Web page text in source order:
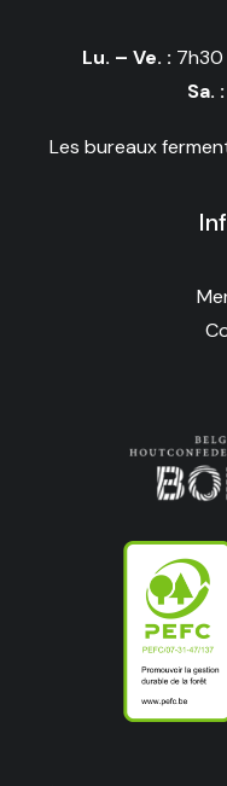
Lu. – Ve. : 7h30
Sa. :
Les bureaux